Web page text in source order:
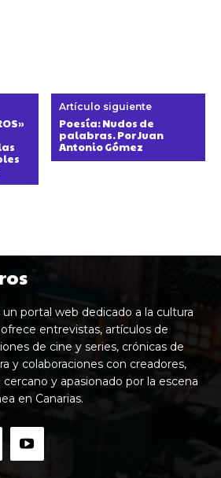
Artículo siguiente
Poesía: Nudos de
palabras. Por Juan
Antonio Gómez
portal web dedicado a la cultura
entrevistas, artículos de
de cine y series, crónicas de
y colaboraciones con creadores,
y apasionado por la escena
en Canarias.